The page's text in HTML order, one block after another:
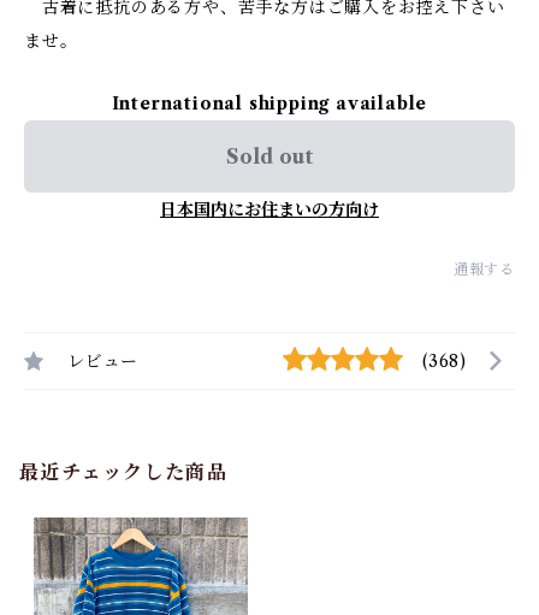
古着に抵抗のある方や、苦手な方はご購入をお控え下さい
ませ。
International shipping available
Sold out
日本国内にお住まいの方向け
通報する
レビュー (368)
最近チェックした商品